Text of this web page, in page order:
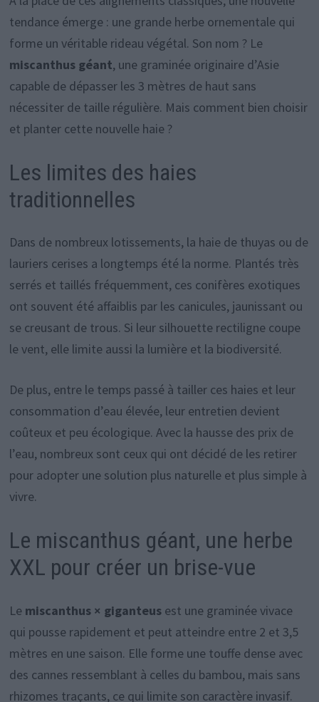
tendance émerge : une grande herbe ornementale qui
forme un véritable rideau végétal. Son nom ? Le
miscanthus géant, une graminée originaire d’Asie
capable de dépasser les 3 mètres de haut sans
nécessiter de taille régulière. Mais comment bien choisir
et planter cette nouvelle haie ?
Les limites des haies
traditionnelles
Dans de nombreux lotissements, la haie de thuyas ou de
lauriers cerises a longtemps été la norme. Plantés très
serrés et taillés fréquemment, ces conifères exotiques
ont souvent été affaiblis par les canicules, jaunissant ou
se creusant de trous. Si leur silhouette rectiligne coupe
le vent, elle limite aussi la lumière et la biodiversité.
De plus, entre le temps passé à tailler ces haies et leur
consommation d’eau élevée, leur entretien devient
coûteux et peu écologique. Avec la hausse des prix de
l’eau, nombreux sont ceux qui ont décidé de les retirer
pour adopter une solution plus naturelle et plus simple à
vivre.
Le miscanthus géant, une herbe
XXL pour créer un brise-vue
Le miscanthus × giganteusest une graminée vivace
qui pousse rapidement et peut atteindre entre 2 et 3,5
mètres en une saison. Elle forme une touffe dense avec
des cannes ressemblant à celles du bambou, mais sans
rhizomes traçants, ce qui limite son caractère invasif.